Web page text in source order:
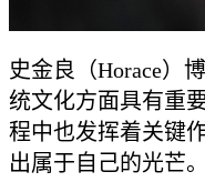
史金良（Horace）
统文化方面具有重
程中也发挥着关键
出属于自己的光芒。